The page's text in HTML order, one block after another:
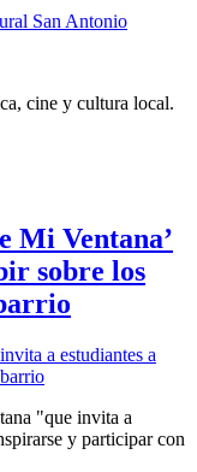
cine y cultura local.
Mi Ventana’
sobre los
"que invita a
y participar con